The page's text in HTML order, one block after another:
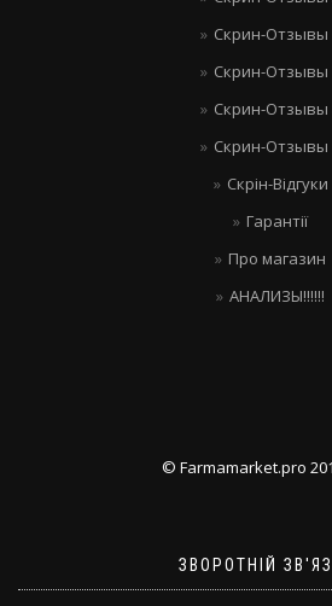
Скрин-Отзывы
Скрин-Отзывы
Скрин-Отзывы
Скрин-Отзывы
Скрін-Відгуки
Гарантії
Про магазин
АНАЛИЗЫ!!!!!!
© Farmamarket.pro
ЗВОРОТНІЙ